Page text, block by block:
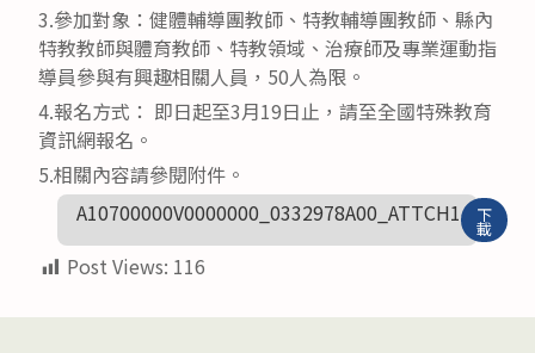
3.參加對象：健體輔導團教師、特教輔導團教師、縣內
特教教師與體育教師、特教領域、治療師及專業運動指
導員參與有興趣相關人員，50人為限。
4.報名方式： 即日起至3月19日止，請至全國特殊教育
資訊網報名。
5.相關內容請參閱附件。
A10700000V0000000_0332978A00_ATTCH1
下
載
Post Views: 116